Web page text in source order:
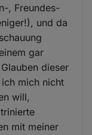
, Freundes-
und da
gar
dieser
mich nicht
will,
mit meiner